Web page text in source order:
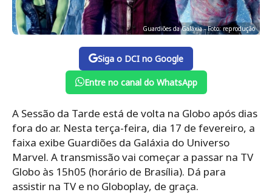
Guardiões da Galáxia - Foto: reprodução
Siga o DCI no Google
Entre no canal do WhatsApp
A Sessão da Tarde está de volta na Globo após dias
fora do ar. Nesta terça-feira, dia 17 de fevereiro, a
faixa exibe Guardiões da Galáxia do Universo
Marvel. A transmissão vai começar a passar na TV
Globo às 15h05 (horário de Brasília). Dá para
assistir na TV e no Globoplay, de graça.